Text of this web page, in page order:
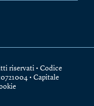
riservati • Codice
• Capitale